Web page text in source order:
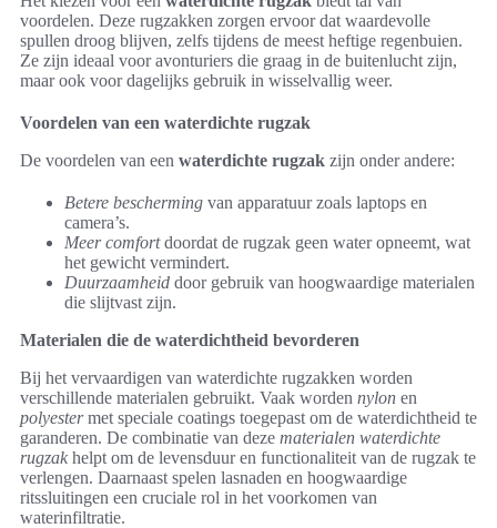
voordelen. Deze rugzakken zorgen ervoor dat waardevolle
spullen droog blijven, zelfs tijdens de meest heftige regenbuien.
Ze zijn ideaal voor avonturiers die graag in de buitenlucht zijn,
maar ook voor dagelijks gebruik in wisselvallig weer.
Voordelen van een waterdichte rugzak
De voordelen van een waterdichte rugzak zijn onder andere:
Betere bescherming van apparatuur zoals laptops en
camera’s.
Meer comfortdoordat de rugzak geen water opneemt, wat
het gewicht vermindert.
Duurzaamheid door gebruik van hoogwaardige materialen
die slijtvast zijn.
Materialen die de waterdichtheid bevorderen
Bij het vervaardigen van waterdichte rugzakken worden
verschillende materialen gebruikt. Vaak worden nylon en
polyestermet speciale coatings toegepast om de waterdichtheid te
garanderen. De combinatie van deze materialen waterdichte
rugzak helpt om de levensduur en functionaliteit van de rugzak te
verlengen. Daarnaast spelen lasnaden en hoogwaardige
ritssluitingen een cruciale rol in het voorkomen van
waterinfiltratie.